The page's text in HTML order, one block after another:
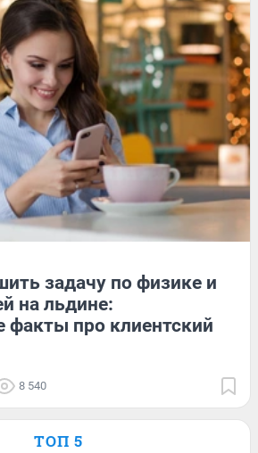
задачу по физике и
на льдине:
факты про клиентский
8 540
ТОП 5